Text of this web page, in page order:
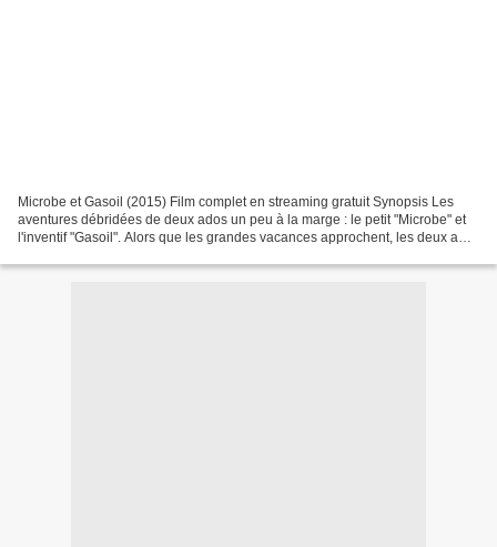
Microbe et Gasoil (2015) Film complet en streaming gratuit Synopsis Les
aventures débridées de deux ados un peu à la marge : le petit "Microbe" et
l'inventif "Gasoil". Alors que les grandes vacances approchent, les deux amis